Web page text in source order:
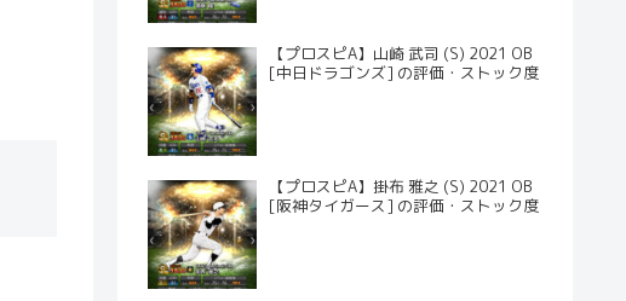
【プロスピA】山崎 武司 (S) 2021 OB
[中日ドラゴンズ] の評価・ストック度
【プロスピA】掛布 雅之 (S) 2021 OB
[阪神タイガース] の評価・ストック度